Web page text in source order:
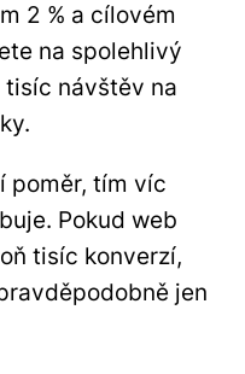
2 % a cílovém
na spolehlivý
návštěv na
poměr, tím víc
Pokud web
tisíc konverzí,
jen